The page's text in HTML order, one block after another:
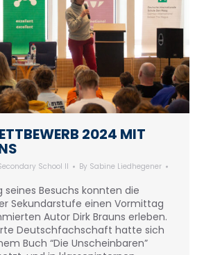
2024 MIT
School II By Sabine Liedhegener
seines Besuchs konnten die
Sekundarstufe einen Vormittag
Autor Dirk Brauns erleben.
Deutschfachschaft hatte sich
Buch “Die Unscheinbaren”